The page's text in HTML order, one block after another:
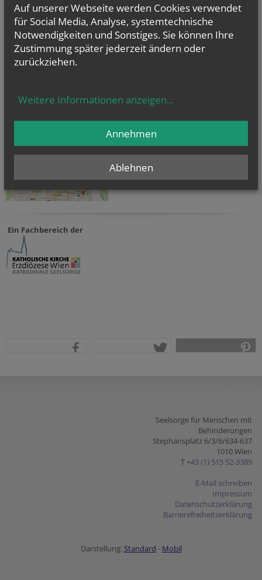
TERMINE
Sa.., 03. Oktober 2026 15:00
Ökumenischer Gottesdienst für Menschen mit und...
Barrierefreie Kirchen in Wien
Ein Fachbereich der
Seelsorge für Menschen mit
Behinderungen
Stephansplatz 6/3/6/634-637
1010 Wien
T +43 (1) 515 52-3389
E-Mail schreiben
Impressum
Datenschutzerklärung
Barrierefreiheitserklärung
Darstellung: Standard - Mobil
Auf unserer Webseite werden Cookies verwendet
für Social Media, Analyse, systemtechnische
Notwendigkeiten und Sonstiges. Sie können Ihre
Zustimmung später jederzeit ändern oder
zurückziehen.
Weitere Informationen anzeigen...
Ablehnen
Annehmen